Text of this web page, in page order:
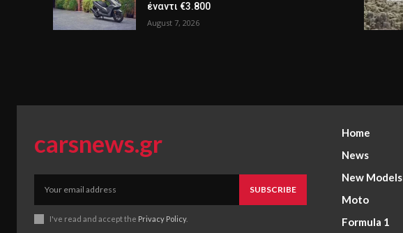
έναντι €3.800
August 7, 2026
carsnews.gr
SUBSCRIBE
I've read and accept the Privacy Policy.
Home
News
New Models
Moto
Formula 1